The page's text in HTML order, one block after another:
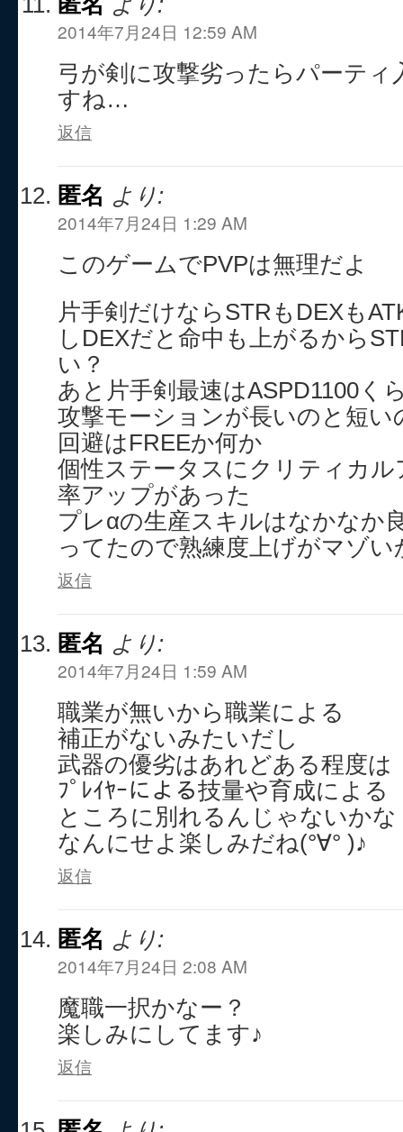
2014年7月24日 12:59 AM
弓が剣に攻撃劣ったらパーテ
すね…
返信
匿名 より:
2014年7月24日 1:29 AM
このゲームでPVPは無理だよ
片手剣だけならSTRもDEXも
しDEXだと命中も上がるから
い？
あと片手剣最速はASPD1100く
攻撃モーションが長いのと短い
回避はFREEか何か
個性ステータスにクリティカ
率アップがあった
プレαの生産スキルはなかなか
ってたので熟練度上げがマゾ
返信
匿名 より:
2014年7月24日 1:59 AM
職業が無いから職業による
補正がないみたいだし
武器の優劣はあれどある程度は
ﾌﾟﾚｲﾔｰによる技量や育成による
ところに別れるんじゃないかな
なんにせよ楽しみだね(°∀° )♪
返信
匿名 より:
2014年7月24日 2:08 AM
魔職一択かなー？
楽しみにしてます♪
返信